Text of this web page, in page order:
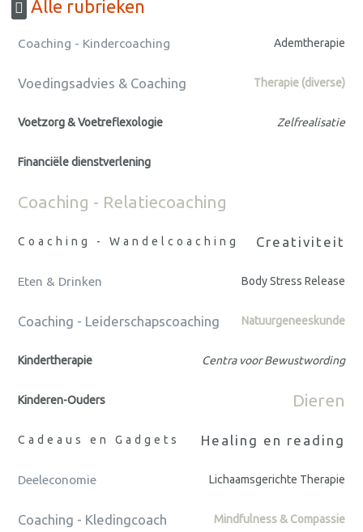
Alle rubrieken
Coaching - Kindercoaching Ademtherapie
Voedingsadvies & Coaching Therapie (diverse)
Voetzorg & Voetreflexologie Zelfrealisatie
Financiële dienstverlening
Coaching - Relatiecoaching
Coaching - Wandelcoaching Creativiteit
Eten & Drinken Body Stress Release
Coaching - Leiderschapscoaching Natuurgeneeskunde
Kindertherapie Centra voor Bewustwording
Kinderen-Ouders Dieren
Cadeaus en Gadgets Healing en reading
Deeleconomie Lichaamsgerichte Therapie
Coaching - Kledingcoach Mindfulness & Compassie